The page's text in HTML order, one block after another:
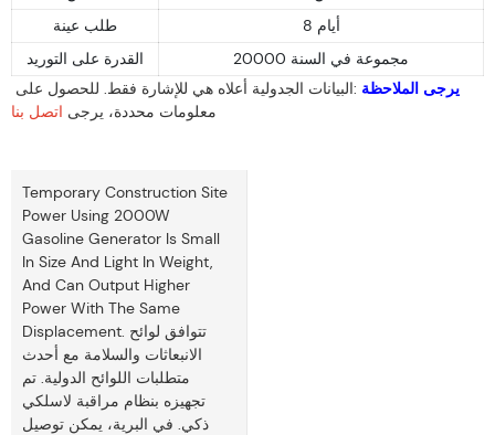
طلب عينة
8 أيام
القدرة على التوريد
20000 مجموعة في السنة
يرجى الملاحظة :البيانات الجدولية أعلاه هي للإشارة فقط. للحصول على
معلومات محددة، يرجى اتصل بنا
Temporary Construction Site
Power Using 2000W
Gasoline Generator Is Small
In Size And Light In Weight,
And Can Output Higher
Power With The Same
Displacement. تتوافق لوائح
الانبعاثات والسلامة مع أحدث
متطلبات اللوائح الدولية. تم
تجهيزه بنظام مراقبة لاسلكي
ذكي. في البرية، يمكن توصيل